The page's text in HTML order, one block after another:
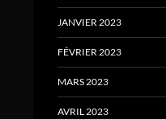
JANVIER 2023
FÉVRIER 2023
MARS 2023
AVRIL 2023